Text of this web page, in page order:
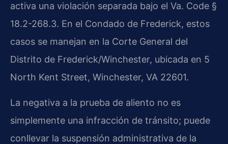
activa una violación separada bajo el Va. Code §
18.2-268.3. En el Condado de Frederick, estos
casos se manejan en la Corte General del
Distrito de Frederick/Winchester, ubicada en 5
North Kent Street, Winchester, VA 22601.
La negativa a la prueba de aliento no es
simplemente una infracción de tránsito; puede
conllevar la suspensión administrativa de la